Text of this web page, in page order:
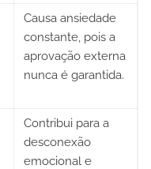
Causa ansiedade
constante, pois a
aprovação externa
nunca é garantida.
Contribui para a
desconexão
emocional e